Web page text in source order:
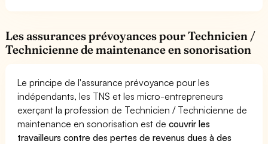
Les assurances prévoyances pour Technicien /
Technicienne de maintenance en sonorisation
Le principe de l'assurance prévoyance pour les
indépendants, les TNS et les micro-entrepreneurs
exerçant la profession de Technicien / Technicienne de
maintenance en sonorisation est decouvrir les
travailleurs contre des pertes de revenus dues à des